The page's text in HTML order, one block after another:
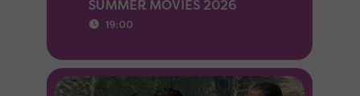
SUMMER MOVIES 2026
19:00